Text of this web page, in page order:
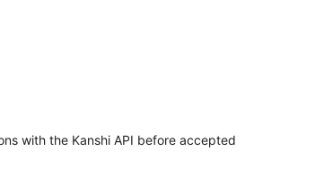
with the Kanshi API before accepted